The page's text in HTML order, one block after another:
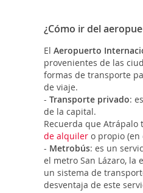
¿Cómo ir del
El Aeropuerto
provenientes de las
formas de transporte
de viaje.
- Transporte privado:
de la capital.
Recuerda que
de alquiler o propio (en
- Metrobús: es un
el metro San Lázaro, la
un sistema de
desventaja de este